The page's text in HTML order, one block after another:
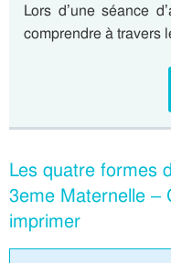
Lors d’une séance
comprendre à travers
Les quatre formes
3eme Maternelle –
imprimer